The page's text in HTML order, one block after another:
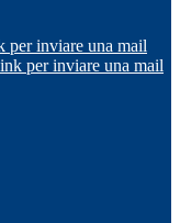
per inviare una mail
per inviare una mail